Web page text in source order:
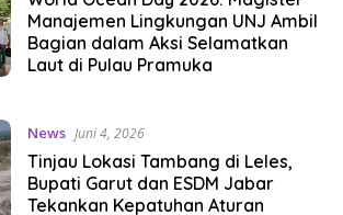
Manajemen Lingkungan UNJ Ambil
Bagian dalam Aksi Selamatkan
Laut di Pulau Pramuka
News Juni 4, 2026
Tinjau Lokasi Tambang di Leles,
Bupati Garut dan ESDM Jabar
Tekankan Kepatuhan Aturan